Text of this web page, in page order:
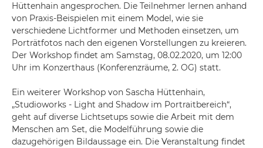
Hüttenhain angesprochen. Die Teilnehmer lernen anhand
von Praxis-Beispielen mit einem Model, wie sie
verschiedene Lichtformer und Methoden einsetzen, um
Porträtfotos nach den eigenen Vorstellungen zu kreieren.
Der Workshop findet am Samstag, 08.02.2020, um 12:00
Uhr im Konzerthaus (Konferenzräume, 2. OG) statt.
Ein weiterer Workshop von Sascha Hüttenhain,
„Studioworks - Light and Shadow im Portraitbereich“,
geht auf diverse Lichtsetups sowie die Arbeit mit dem
Menschen am Set, die Modelführung sowie die
dazugehörigen Bildaussage ein. Die Veranstaltung findet